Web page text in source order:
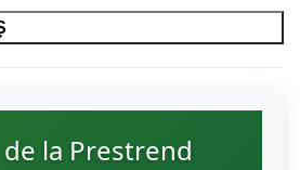
la Prestrend